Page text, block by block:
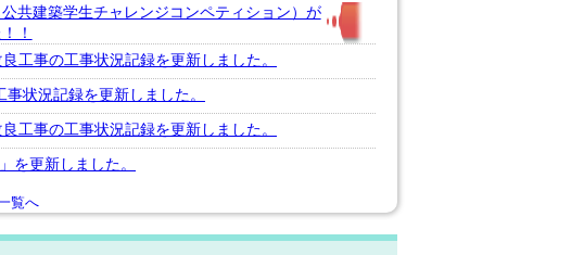
共建築学生チャレンジコンペティション）が
！
工事の工事状況記録を更新しました。
状況記録を更新しました。
工事の工事状況記録を更新しました。
を更新しました。
覧へ